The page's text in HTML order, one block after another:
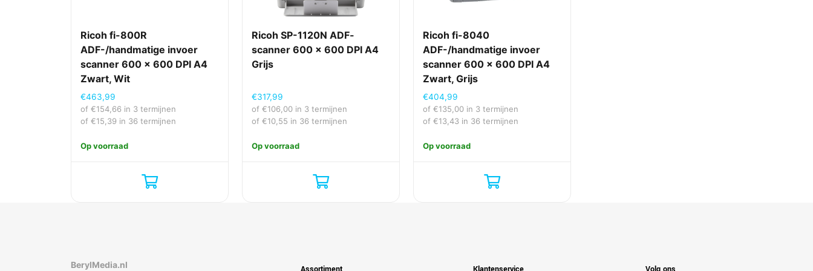
Epson ScanSmart
Ondersteunt Mac-besturingssysteem
Mac OS X 10.11 El Capitan, Mac OS X 10.12 Sierra, Mac OS X 10.13 High Sierra
Ondersteunt Windows
Windows 10, Windows 7, Windows 7 x64, Windows 8, Windows 8 x64
Scan naar
E-mail, Network folder
Ergonomie
Meegeleverde kabels
Ricoh fi-800R
ADF-/handmatige invoer
scanner 600 x 600 DPI A4
Zwart, Wit
€463,99
of €154,66 in 3 termijnen
of €15,39 in 36 termijnen
Op voorraad
Ricoh SP-1120N ADF-
scanner 600 x 600 DPI A4
Grijs
€317,99
of€106,00 in 3 termijnen
of€10,55 in 36 termijnen
Op voorraad
Ricoh fi-8040
ADF-/handmatige invoer
scanner 600 x 600 DPI A4
Zwart, Grijs
€404,99
of€135,00 in 3 termijnen
of€13,43 in 36 termijnen
Op voorraad
BerylMedia.nl